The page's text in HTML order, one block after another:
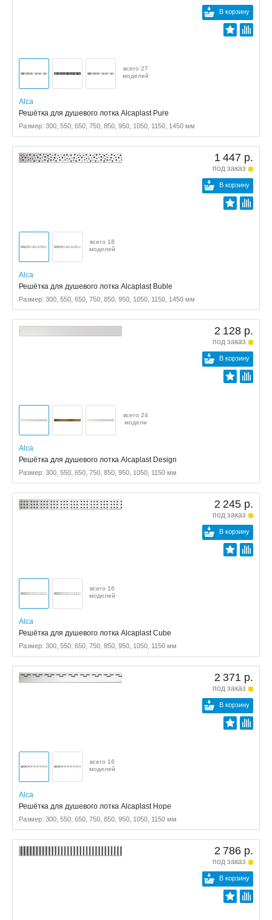
В корзину
всего 27
моделей
Alca
Решётка для душевого лотка Alcaplast Pure
Размер: 300, 550, 650, 750, 850, 950, 1050, 1150, 1450 мм
1 447 р.
под заказ
В корзину
всего 18
моделей
Alca
Решётка для душевого лотка Alcaplast Buble
Размер: 300, 550, 650, 750, 850, 950, 1050, 1150, 1450 мм
2 128 р.
под заказ
В корзину
всего 24
модели
Alca
Решётка для душевого лотка Alcaplast Design
Размер: 300, 550, 650, 750, 850, 950, 1050, 1150 мм
2 245 р.
под заказ
В корзину
всего 16
моделей
Alca
Решётка для душевого лотка Alcaplast Cube
Размер: 300, 550, 650, 750, 850, 950, 1050, 1150 мм
2 371 р.
под заказ
В корзину
всего 16
моделей
Alca
Решётка для душевого лотка Alcaplast Hope
Размер: 300, 550, 650, 750, 850, 950, 1050, 1150 мм
2 786 р.
под заказ
В корзину